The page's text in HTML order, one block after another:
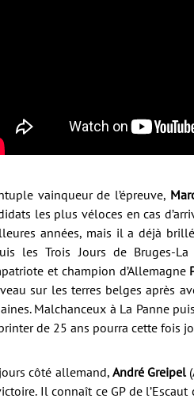
vainqueur de l’épreuve,
les plus véloces en cas
années, mais il a déjà
les Trois Jours de Bruges-
et champion d’Allemagne
sur les terres belges après
Malchanceux à La Panne
de 25 ans pourra cette fois
côté allemand, André Greipel
Il connaît ce GP de